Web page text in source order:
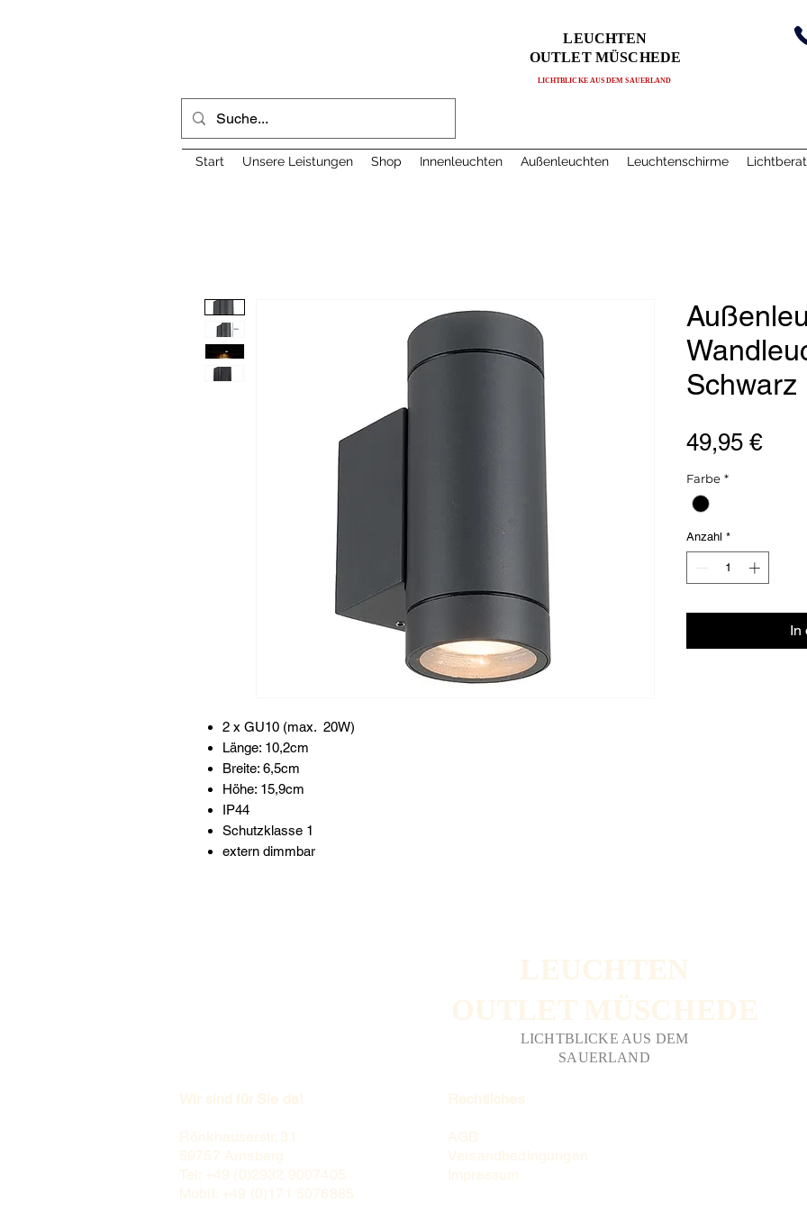
LEUCHTEN
OUTLET MÜSCHEDE
LICHTBLICKE AUS DEM SAUERLAND
Start Unsere Leistungen Shop Innenleuchten Außenleuchten Leuchtenschirme
2 x GU10 (max. 20W)
Länge: 10,2cm
Breite: 6,5cm
Höhe: 15,9cm
IP44
Schutzklasse 1
extern dimmbar
Schwarz
49,95 €Preis
Farbe *
Anzahl *
In
LEUCHTEN
OUTLET MÜSCHEDE
LICHTBLICKE AUS DEM
SAUERLAND
Wir sind für Sie da!
Rönkhauserstr. 31
59757 Arnsberg
Tel: +49 (0)2932 9007405
Mobil: +49 (0)171 5076885
Rechtliches
AGB
Versandbedingungen
Impressum